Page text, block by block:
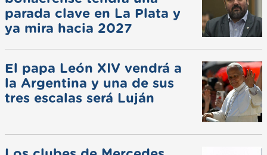
parada clave en La Plata y
ya mira hacia 2027
El papa León XIV vendrá a
la Argentina y una de sus
tres escalas será Luján